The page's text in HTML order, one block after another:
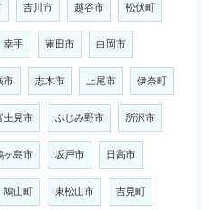
吉川市 越谷市 松伏町
幸手 蓮田市 白岡市
市 志木市 上尾市 伊奈町
士見市 ふじみ野市 所沢市
ヶ島市 坂戸市 日高市
鳩山町 東松山市 吉見町